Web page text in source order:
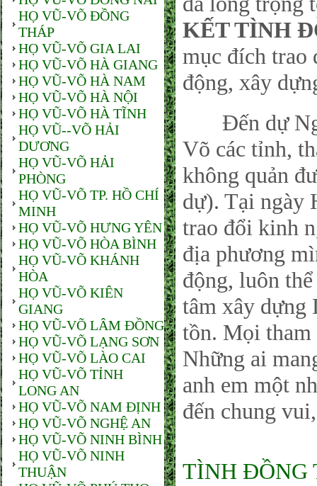
HỌ VŨ-VÕ ĐỒNG
THÁP
HỌ VŨ-VÕ GIA LAI
HỌ VŨ-VÕ HÀ GIANG
HỌ VŨ-VÕ HÀ NAM
HỌ VŨ-VÕ HÀ NỘI
HỌ VŨ-VÕ HÀ TĨNH
HỌ VŨ--VÕ HẢI
DƯƠNG
HỌ VŨ-VÕ HẢI
PHÒNG
HỌ VŨ-VÕ TP. HỒ CHÍ
MINH
HỌ VŨ-VÕ HƯNG YÊN
HỌ VŨ-VÕ HÒA BÌNH
HỌ VŨ-VÕ KHÁNH
HÒA
HỌ VŨ-VÕ KIÊN
GIANG
HỌ VŨ-VÕ LÂM ĐỒNG
HỌ VŨ-VÕ LẠNG SƠN
HỌ VŨ-VÕ LÀO CAI
HỌ VŨ-VÕ TỈNH
LONG AN
HỌ VŨ-VÕ NAM ĐỊNH
HỌ VŨ-VÕ NGHỆ AN
HỌ VŨ-VÕ NINH BÌNH
HỌ VŨ-VÕ NINH
THUẬN
KẾT TÌNH
mục đích trao
động, xây
Đến dự
Võ các tỉnh,
không quản
dự). Tại ngày
trao đổi kinh
địa phương
động, luôn
tâm xây dựng
tồn. Mọi tham
Những ai
anh em một
đến chung
TÌNH ĐỒNG